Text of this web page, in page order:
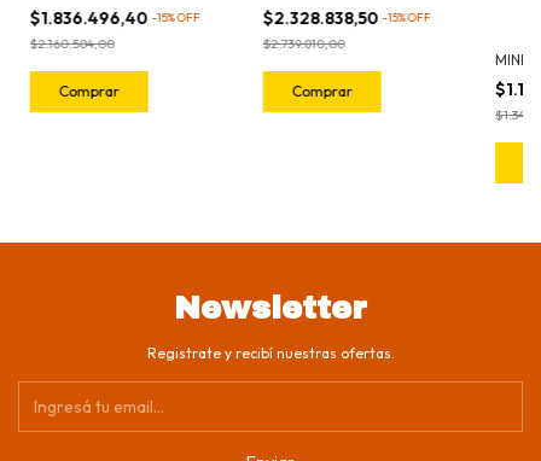
$1.836.496,40-15%OFF
$2.160.584,00
$2.328.838,50-15%OFF
$2.739.810,00
MINI
Newsletter
Registrate y recibí nuestras ofertas.